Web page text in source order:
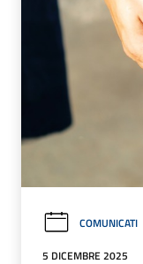
COMUNICATI
5 DICEMBRE 2025